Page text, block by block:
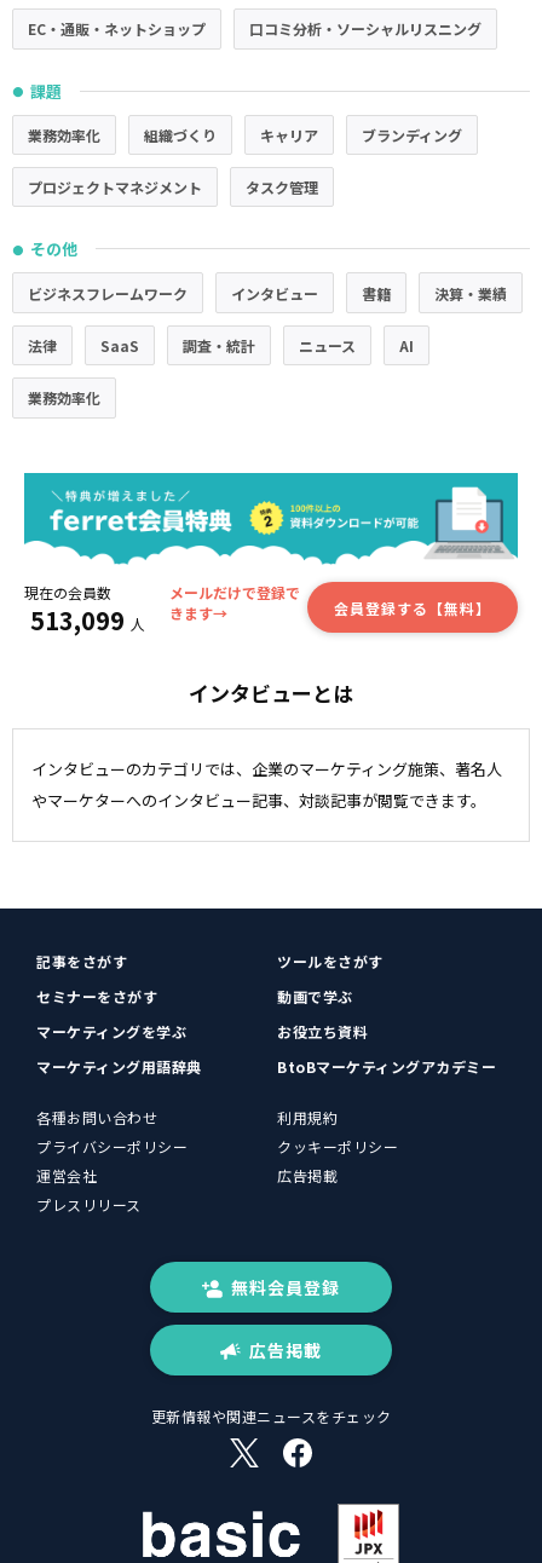
EC・通販・ネットショップ 口コミ分析・ソーシャルリスニング
● 課題
業務効率化 組織づくり キャリア ブランディング
プロジェクトマネジメント タスク管理
● その他
ビジネスフレームワーク インタビュー 書籍 決算・業績
法律 SaaS 調査・統計 ニュース AI
業務効率化
現在の会員数
513,099 人
メールだけで登録で
きます→
会員登録する【無料】
インタビューとは
インタビューのカテゴリでは、企業のマーケティング施策、著名人
やマーケターへのインタビュー記事、対談記事が閲覧できます。
記事をさがす
ツールをさがす
セミナーをさがす
動画で学ぶ
マーケティングを学ぶ
お役立ち資料
マーケティング用語辞典
BtoBマーケティングアカデミー
各種お問い合わせ
利用規約
プライバシーポリシー
クッキーポリシー
運営会社
広告掲載
プレスリリース
無料会員登録
広告掲載
更新情報や関連ニュースをチェック